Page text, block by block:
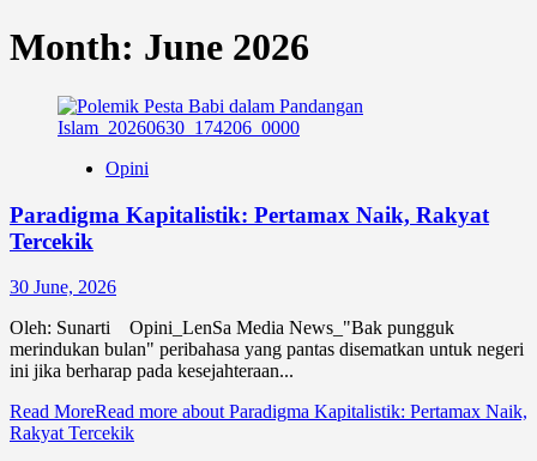
Month: June 2026
Opini
Paradigma Kapitalistik: Pertamax Naik, Rakyat
Tercekik
30 June, 2026
Oleh: Sunarti Opini_LenSa Media News_"Bak pungguk
merindukan bulan" peribahasa yang pantas disematkan untuk negeri
ini jika berharap pada kesejahteraan...
Read MoreRead more about Paradigma Kapitalistik: Pertamax Naik,
Rakyat Tercekik